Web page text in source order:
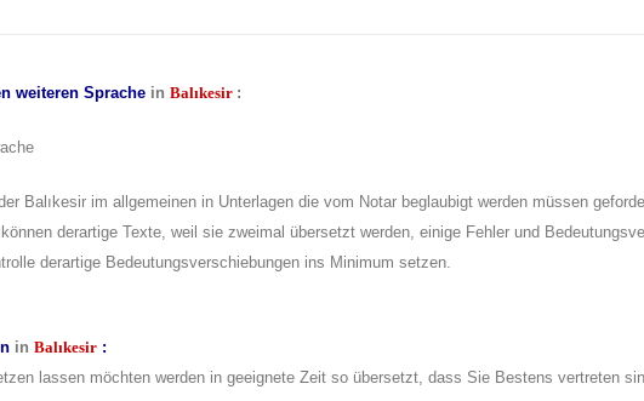
weiteren Sprache in Balıkesir :
Balıkesir im allgemeinen in Unterlagen die vom Notar beglaubigt werden müssen
derartige Texte, weil sie zweimal übersetzt werden, einige Fehler und
derartige Bedeutungsverschiebungen ins Minimum setzen.
in Balıkesir :
lassen möchten werden in geeignete Zeit so übersetzt, dass Sie Bestens vertreten